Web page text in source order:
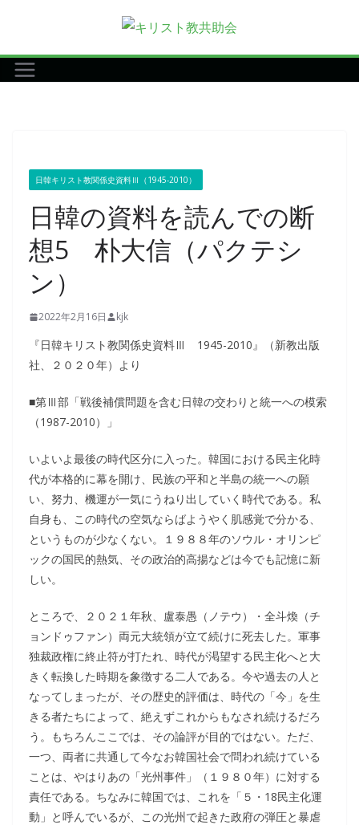
テ
ン
日韓キリスト教関係史資料Ⅲ（1945-2010）
日韓の資料を読んでの断
想5 朴大信（パクテシ
ン）
2022年2月16日 kjk
『日韓キリスト教関係史資料Ⅲ 1945-2010』（新教出版
社、２０２０年）より
■第Ⅲ部「戦後補償問題を含む日韓の交わりと統一への模索
（1987-2010）」
いよいよ最後の時代区分に入った。韓国における民主化時
代が本格的に幕を開け、民族の平和と半島の統一への願
い、努力、機運が一気にうねり出していく時代である。私
自身も、この時代の空気ならばようやく肌感覚で分かる、
というものが少なくない。１９８８年のソウル・オリンピ
ックの国民的熱気、その政治的高揚などは今でも記憶に新
しい。
ところで、２０２１年秋、盧泰愚（ノテウ）・全斗煥（チ
ョンドゥファン）両元大統領が立て続けに死去した。軍事
独裁政権に終止符が打たれ、時代が渇望する民主化へと大
きく転換した時期を象徴する二人である。今や過去の人と
なってしまったが、その歴史的評価は、時代の「今」を生
きる者たちによって、絶えずこれからもなされ続けるだろ
う。もちろんここでは、その論評が目的ではない。ただ、
一つ、両者に共通して今なお韓国社会で問われ続けている
ことは、やはりあの「光州事件」（１９８０年）に対する
責任である。ちなみに韓国では、これを「５・18民主化運
動」と呼んでいるが、この光州で起きた政府の弾圧と暴虐